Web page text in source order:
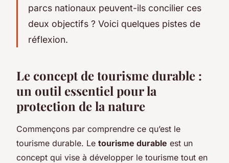
parcs nationaux peuvent-ils concilier ces
deux objectifs ? Voici quelques pistes de
réflexion.
Le concept de tourisme durable :
un outil essentiel pour la
protection de la nature
Commençons par comprendre ce qu’est le
tourisme durable. Le tourisme durable est un
concept qui vise à développer le tourisme tout en